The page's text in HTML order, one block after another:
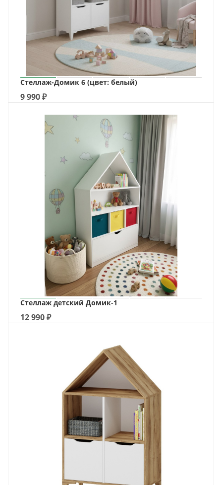
Стеллаж-Домик 6 (цвет: белый)
9 990₽
Стеллаж детский Домик-1
12 990₽